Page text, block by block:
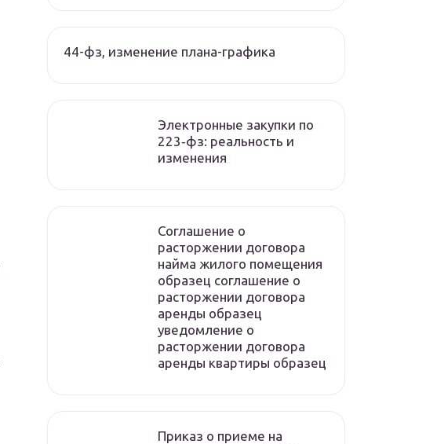
44-фз, изменение плана-графика
Электронные закупки по
223‑фз: реальность и
изменения
Соглашение о
расторжении договора
найма жилого помещения
образец соглашение о
расторжении договора
аренды образец
уведомление о
расторжении договора
аренды квартиры образец
Приказ о приеме на